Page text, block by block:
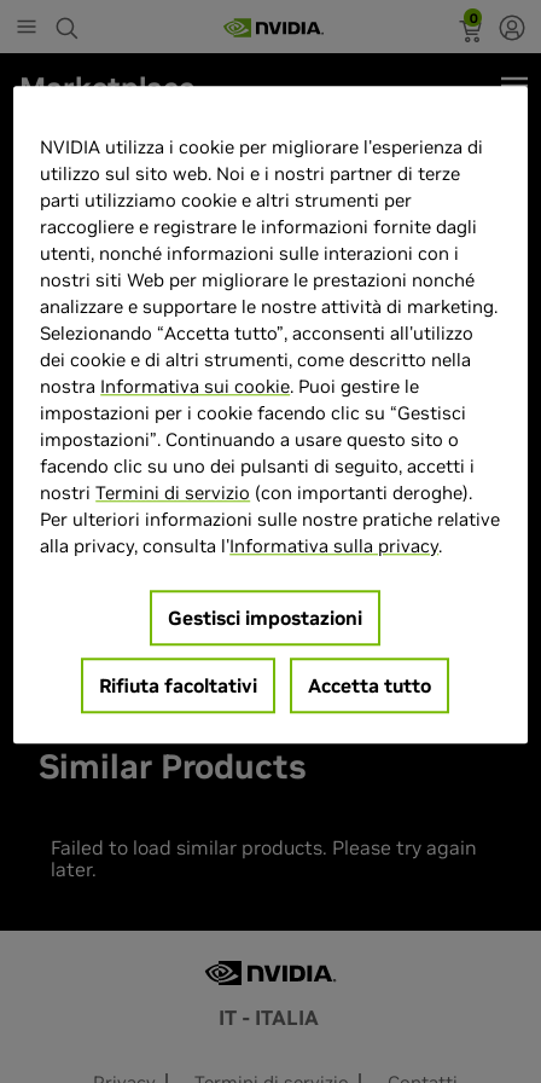
0
Marketplace
G1 EXPEDITION X - NVIDIA
GeForce RTX 5060, Ryzen 7600,
32GB RAM 6000Mhz, 1TB NVME
Pcie, Dissipatore 360mm, AM5
Motherboard
> GPU : GeForce RTX 5060
> Dimensione memoria : 32 GB DDR5 DDR
> Storage :
1TB (1000GB)
Prodotto esaurito
Similar Products
Failed to load similar products. Please try again
later.
IT - ITALIA
NVIDIA utilizza i cookie per migliorare l'esperienza di
utilizzo sul sito web. Noi e i nostri partner di terze
parti utilizziamo cookie e altri strumenti per
raccogliere e registrare le informazioni fornite dagli
utenti, nonché informazioni sulle interazioni con i
nostri siti Web per migliorare le prestazioni nonché
analizzare e supportare le nostre attività di marketing.
Selezionando “Accetta tutto”, acconsenti all'utilizzo
dei cookie e di altri strumenti, come descritto nella
nostra Informativa sui cookie. Puoi gestire le
impostazioni per i cookie facendo clic su “Gestisci
impostazioni”. Continuando a usare questo sito o
facendo clic su uno dei pulsanti di seguito, accetti i
nostriTermini di servizio (con importanti deroghe).
Per ulteriori informazioni sulle nostre pratiche relative
alla privacy, consulta l'Informativa sulla privacy.
Gestisci impostazioni
Rifiuta facoltativi Accetta tutto